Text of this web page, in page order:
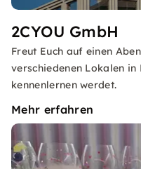
2CYOU GmbH
Freut Euch auf einen
verschiedenen Lokalen
kennenlernen werdet.
Mehr erfahren